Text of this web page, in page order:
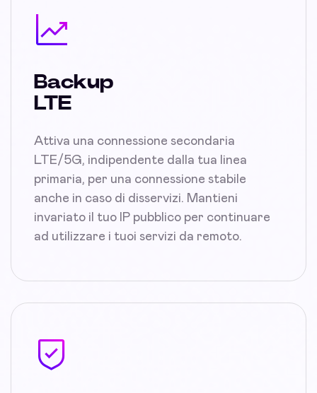
Backup
LTE
Attiva una connessione secondaria
LTE/5G, indipendente dalla tua linea
primaria, per una connessione stabile
anche in caso di disservizi. Mantieni
invariato il tuo IP pubblico per continuare
ad utilizzare i tuoi servizi da remoto.